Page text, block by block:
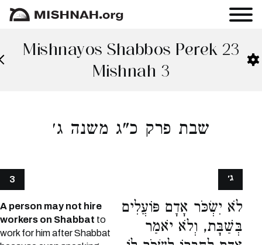
Mishnayos Shabbos Perek 23
Mishnah 3
שבת פרק כ"ג משנה ג׳
3
A person may not hire
workers on Shabbat to
work for him after Shabbat
לֹא יִשְׂכֹּר אָדָם פּוֹעֲלִים
בְּשַׁבָּת, וְלֹא יֹאמַר
ג׳